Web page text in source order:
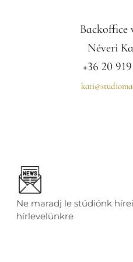
Backoffice
Néveri
+36 20
Ne maradj le stúdiónk
hírlevelünkre